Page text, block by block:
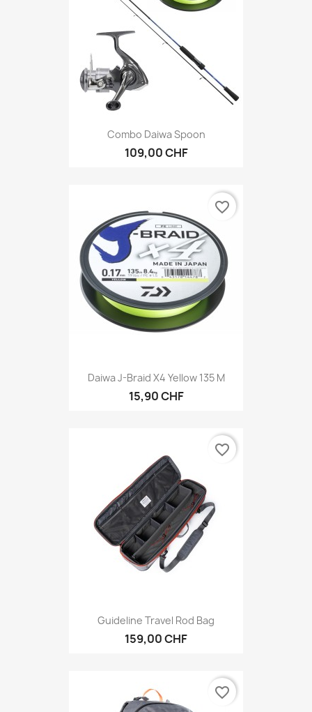
Combo Daiwa Spoon
109,00 CHF
Daiwa J-Braid X4 Yellow 135 M
15,90 CHF
favorite_border
Guideline Travel Rod Bag
159,00 CHF
favorite_border
favorite_border